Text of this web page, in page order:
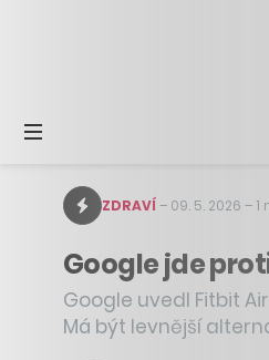
ZDRAVÍ– 09. 5. 2026 –1
Google jde
Google uvedl Fitbit
Má být levnější